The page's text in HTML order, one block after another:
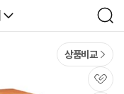
검
색
상품비교